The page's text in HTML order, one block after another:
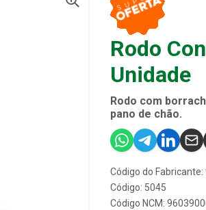
Rodo
Unidade
Rodo com
pano de chão.
Código do Fabricante:
Código: 5045
Código NCM: